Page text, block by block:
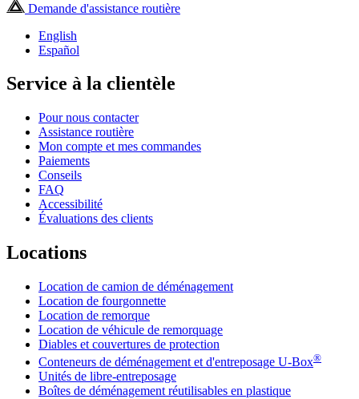
Demande d'assistance routière
English
Español
Service à la clientèle
Pour nous contacter
Assistance routière
Mon compte et mes commandes
Paiements
Conseils
FAQ
Accessibilité
Évaluations des clients
Locations
Location de camion de déménagement
Location de fourgonnette
Location de remorque
Location de véhicule de remorquage
Diables et couvertures de protection
Conteneurs de déménagement et d'entreposage U-Box®
Unités de libre-entreposage
Boîtes de déménagement réutilisables en plastique